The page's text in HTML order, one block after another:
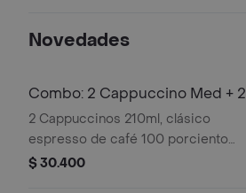
Novedades
Combo: 2 Cappuccino Med + 2
Palito Queso
2 Cappuccinos 210ml, clásico
espresso de café 100 porciento
colombiano, con la proporción
$ 30.400